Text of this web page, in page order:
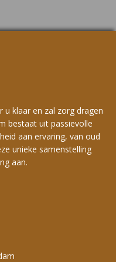
klaar en zal zorg dragen
bestaat uit passievolle
aan ervaring, van oud
unieke samenstelling
aan.